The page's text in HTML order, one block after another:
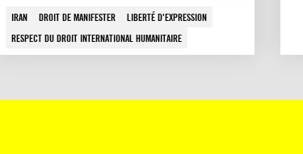
IRAN DROIT DE MANIFESTER
LIBERTÉ D'EXPRESSION
RESPECT DU DROIT INTERNATIONAL HUMANITAIRE